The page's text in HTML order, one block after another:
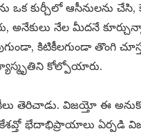
ఒక కుర్చీలో ఆసీనులను
అనేకులు నేల మీదనే
కిటికీలగుండా తొంగి
కోల్పోయారు.
తెరిచాడు. విజయ్తో ఈ
భేదాభిప్రాయాలు ఏర్పడి